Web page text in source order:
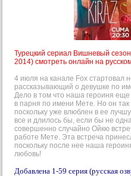
Турецкий сериал Вишневый
2014) смотреть онлайн на
4 июля на канале Fox стартовал
рассказывающий о девушке по
Дело в том что наша героиня
в парня по имени Мете. Но он
поскольку уже влюблен в ее
все и длилось бы, если бы не
совершенно случайно Ойкю
работе Мете. Эта встреча
поскольку после нее наша
любовь!
Добавлена 1-59 серия (русская